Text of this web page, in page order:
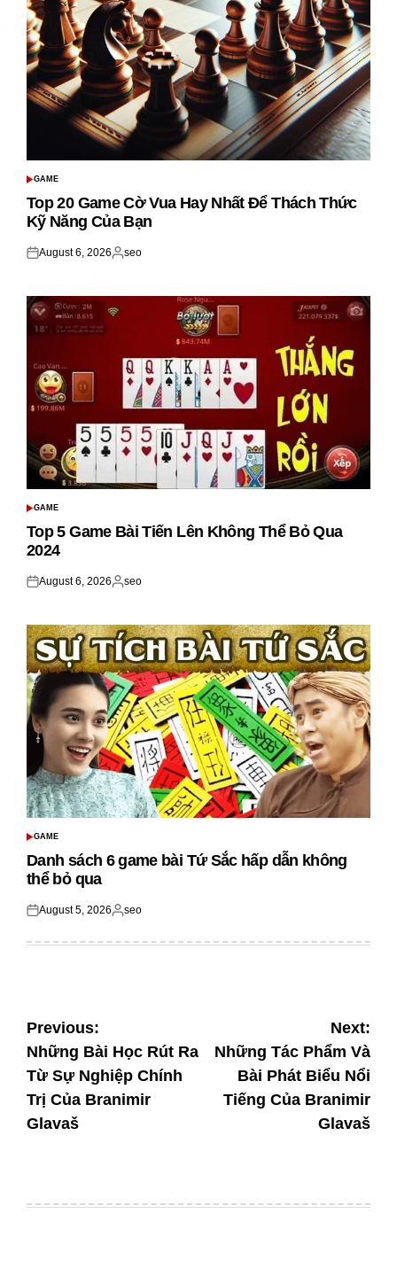
POSTED
GAME
Top 20 Game Cờ Vua Hay Nhất Để Thách Thức
Kỹ Năng Của Bạn
Posted
August 6, 2026
Posted
seo
POSTED
GAME
Top 5 Game Bài Tiến Lên Không Thể Bỏ Qua
2024
Posted
August 6, 2026
Posted
seo
POSTED
GAME
Danh sách 6 game bài Tứ Sắc hấp dẫn không
thể bỏ qua
Posted
August 5, 2026
Posted
seo
Post
navigation
Previous:
Những Bài Học Rút Ra
Từ Sự Nghiệp Chính
Trị Của Branimir
Glavaš
Next:
Những Tác Phẩm Và
Bài Phát Biểu Nổi
Tiếng Của Branimir
Glavaš